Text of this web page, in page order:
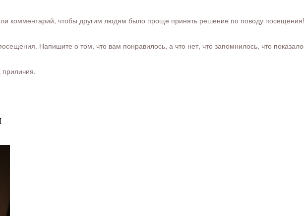
комментарий, чтобы другим людям было проще принять решение по поводу посещения!
Напишите о том, что вам понравилось, а что нет, что запомнилось, что
приличия.